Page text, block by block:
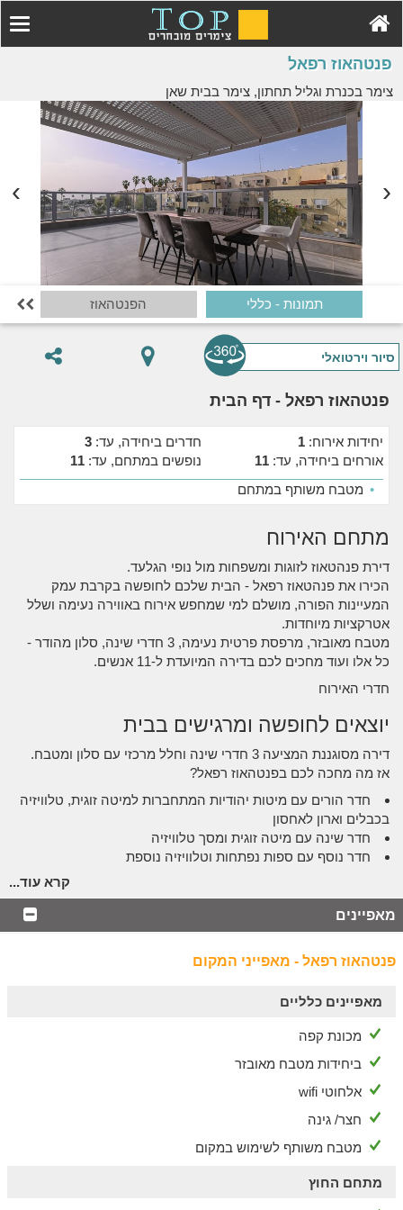
פנטהאוז רפאל
צימר בכנרת וגליל תחתון, צימר בבית שאן
תמונות - כללי הפנטהאוז 
סיור וירטואלי
פנטהאוז רפאל - דף הבית
יחידות אירוח: 1 חדרים ביחידה, עד: 3
אורחים ביחידה, עד: 11 נופשים במתחם, עד: 11
• מטבח משותף במתחם
מתחם האירוח
דירת פנהטאוז לזוגות ומשפחות מול נופי הגלעד.
הכירו את פנהטאוז רפאל - הבית שלכם לחופשה בקרבת עמק
המעיינות הפורה, מושלם למי שמחפש אירוח באווירה נעימה ושלל
אטרקציות מיוחדות.
מטבח מאובזר, מרפסת פרטית נעימה, 3 חדרי שינה, סלון מהודר -
כל אלו ועוד מחכים לכם בדירה המיועדת ל-11 אנשים.
חדרי האירוח
יוצאים לחופשה ומרגישים בבית
דירה מסוגננת המציעה 3 חדרי שינה וחלל מרכזי עם סלון ומטבח.
אז מה מחכה לכם בפנטהאוז רפאל?
חדר הורים עם מיטות יהודיות המתחברות למיטה זוגית, טלוויזיה
בכבלים וארון לאחסון
חדר שינה עם מיטה זוגית ומסך טלוויזיה
חדר נוסף עם ספות נפתחות וטלוויזיה נוספת
מערכת ישיבה סלונית (נפתחת ל-2 מקומות שינה נוספים) מול
מסך צפייה ענק
פינת אוכל מרווחת
מטבח חדיש עם מקרר, תנור, כיריים, מיקרוגל, קומקום, מכונת
אספרסו, כלי מטבח ופינת קפה
להרי הגלעד.
לשומרי שבת
אורחינו שומרי המסורת יהנו מל ההתאמות הדרושות לחופשה
בנוחות מקסימלית.
הליכה קצר מהדירה.
קרא עוד...
מאפיינים
פנטהאוז רפאל - מאפייני המקום
מאפיינים כלליים
מכונת קפה
ביחידות מטבח מאובזר
אלחוטי wifi
חצר/ גינה
מטבח משותף לשימוש במקום
מתחם החוץ